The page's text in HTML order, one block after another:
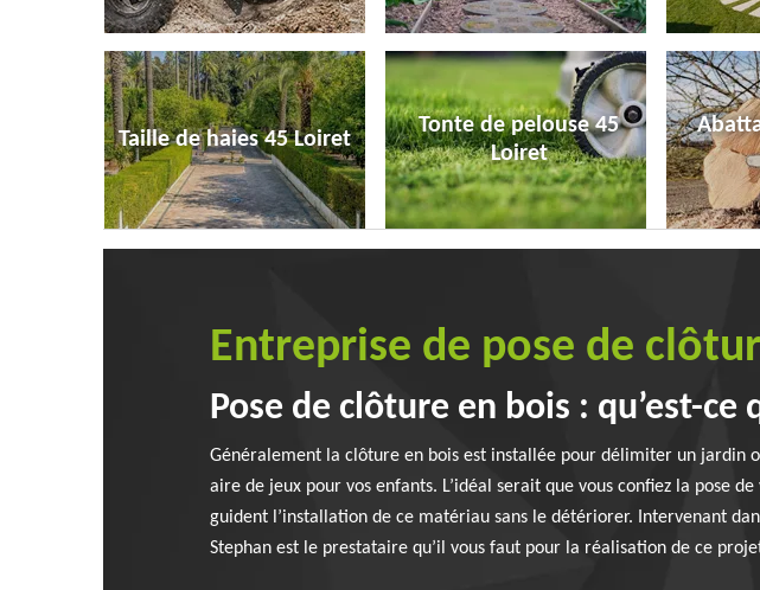
Taille de haies 45 Loiret
Tonte de pelouse 45
Loiret
Entreprise de pose de
Pose de clôture en bois : qu’est-ce
Généralement la clôture en bois est installée pour délimiter un jardin
aire de jeux pour vos enfants. L’idéal serait que vous confiez la pose
guident l’installation de ce matériau sans le détériorer. Intervenant
Stephan est le prestataire qu’il vous faut pour la réalisation de ce